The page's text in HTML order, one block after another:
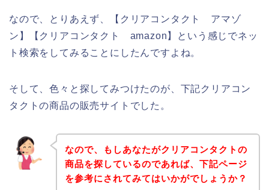
なので、とりあえず、【クリアコンタクト アマゾ
ン】【クリアコンタクト amazon】という感じでネッ
ト検索をしてみることにしたんですよね。
そして、色々と探してみつけたのが、下記クリアコン
タクトの商品の販売サイトでした。
なので、もしあなたがクリアコンタクトの
商品を探しているのであれば、下記ページ
を参考にされてみてはいかがでしょうか？